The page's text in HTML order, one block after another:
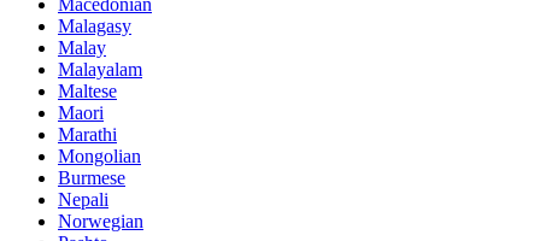
Malagasy
Malay
Malayalam
Maltese
Maori
Marathi
Mongolian
Burmese
Nepali
Norwegian